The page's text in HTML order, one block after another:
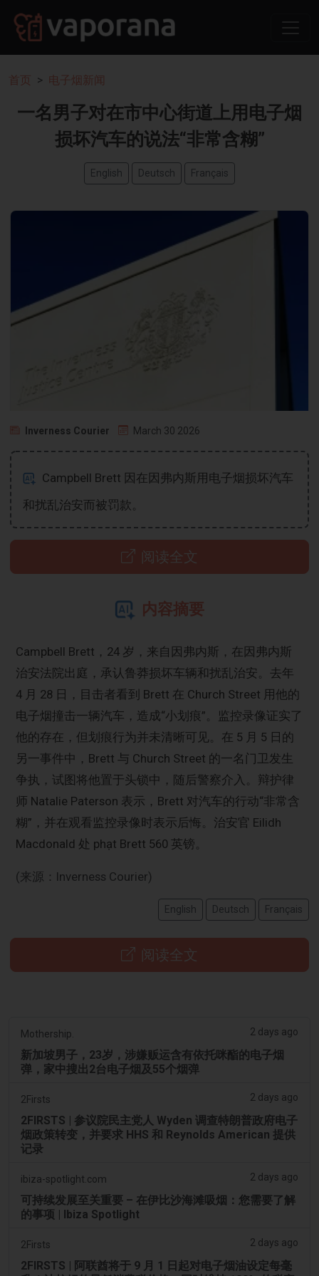
首页 电子烟新闻
一名男子对在市中心街道上用电子烟
损坏汽车的说法“非常含糊”
English Deutsch Français
Inverness Courier March 30 2026
Campbell Brett 因在因弗内斯用电子烟损坏汽车
和扰乱治安而被罚款。
阅读全文
内容摘要
Campbell Brett，24 岁，来自因弗内斯，在因弗内斯
治安法院出庭，承认鲁莽损坏车辆和扰乱治安。去年
4 月 28 日，目击者看到 Brett 在 Church Street 用他的
电子烟撞击一辆汽车，造成“小划痕”。监控录像证实了
他的存在，但划痕行为并未清晰可见。在 5 月 5 日的
另一事件中，Brett 与 Church Street 的一名门卫发生
争执，试图将他置于头锁中，随后警察介入。辩护律
师 Natalie Paterson 表示，Brett 对汽车的行动“非常含
糊”，并在观看监控录像时表示后悔。治安官 Eilidh
Macdonald 处 phạt Brett 560 英镑。
(来源：Inverness Courier)
English Deutsch Français
阅读全文
Mothership. 2 days ago
新加坡男子，23岁，涉嫌贩运含有依托咪酯的电子烟
弹，家中搜出2台电子烟及55个烟弹
2Firsts 2 days ago
2FIRSTS | 参议院民主党人 Wyden 调查特朗普政府电子
烟政策转变，并要求 HHS 和 Reynolds American 提供
记录
ibiza-spotlight.com 2 days ago
可持续发展至关重要 – 在伊比沙海滩吸烟：您需要了解
的事项 | Ibiza Spotlight
2Firsts 2 days ago
2FIRSTS | 阿联酋将于 9 月 1 日起对电子烟油设定每毫